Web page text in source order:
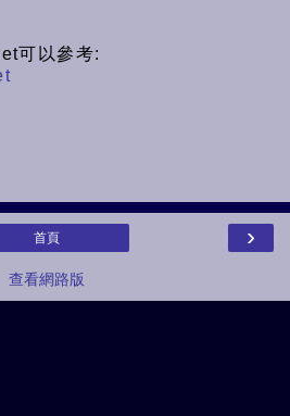
可以參考:
›
首頁
查看網路版